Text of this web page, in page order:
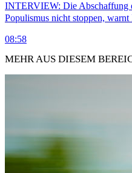
INTERVIEW: Die Abschaffung
Populismus nicht stoppen,
08:58
MEHR AUS DIESEM